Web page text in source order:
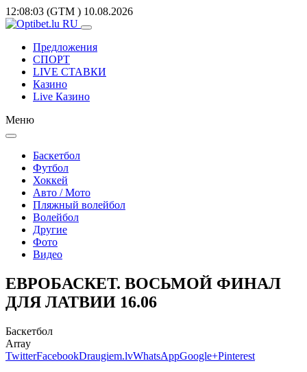
12:08:03 (GTM ) 10.08.2026
Предложения
СПОРТ
LIVE СТАВКИ
Казино
Live Казино
Меню
Баскетбол
Футбол
Хоккей
Авто / Мото
Пляжный волейбол
Волейбол
Другие
Фото
Видео
EВРОБАСКЕТ. ВОСЬМОЙ ФИНАЛ
ДЛЯ ЛАТВИИ 16.06
Баскетбол
Array
TwitterFacebookDraugiem.lvWhatsAppGoogle+Pinterest